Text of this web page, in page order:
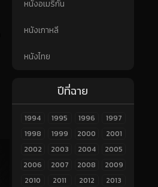
หนังอเมริกัน
หนังเกาหลี
หนังไทย
ปีที่ฉาย
1994 1995 1996
1997
1998
1999 2000
2001
2002
2003 2004
2005
2006
2007 2008
2009
2010
2011 2012
2013